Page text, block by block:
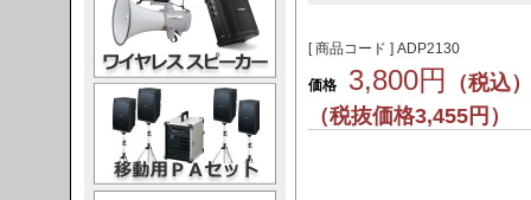
[ 商品コード ] ADP2130
価格 3,800円 （税込）
（税抜価格3,455円）